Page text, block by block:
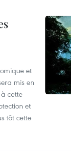
et
mis en
cette
et
tôt cette